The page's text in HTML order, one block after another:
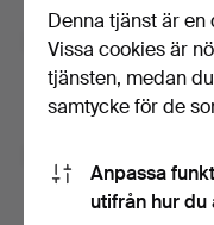
Prenumerera på
Med bl.a. experttips,
ångrar dig kan du enkelt
användarvillkoren,
har tagit del av
Denna tjänst är
Vissa cookies är
tjänsten, medan
samtycke för de
Anpassa
utifrån hur